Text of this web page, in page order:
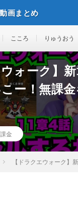
画まとめ
こころ りゅうおう
ォーク】
ー！無課
金
【ドラクエウォーク】